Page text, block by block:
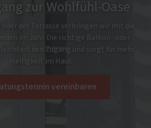
zur Wohlfühl-Oase
oder der Terrasse verbringen wir mit die
im Jahr. Die richtige Balkon- oder
den Zugang und sorgt für mehr
Helligkeit im Haus.
vereinbaren